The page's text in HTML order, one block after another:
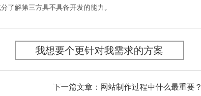
了解第三方具不具备开发的能力。
我想要个更针对我需求的方案
下一篇文章：网站制作过程中什么最重要？